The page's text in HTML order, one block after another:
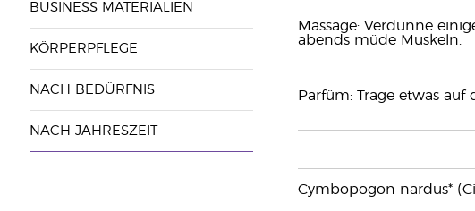
BUSINESS MATERIALIEN
KÖRPERPFLEGE
NACH BEDÜRFNIS
NACH JAHRESZEIT
Massage: Verdünne
abends müde Muskeln.
Parfüm: Trage etwas
Cymbopogon nardus*